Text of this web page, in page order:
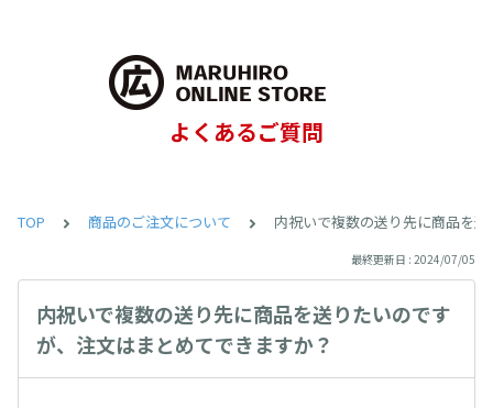
よくあるご質問
TOP 商品のご注文について 内祝いで複数の送り先に商品を
最終更新日 : 2024/07/05
内祝いで複数の送り先に商品を送りたいのです
が、注文はまとめてできますか？